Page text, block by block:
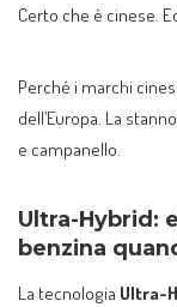
Certo che è cinese.
Perché i marchi
dell’Europa. La
e campanello.
Ultra-Hybrid:
benzina
La tecnologia Ultra-